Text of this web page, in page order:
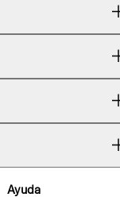
Ayuda